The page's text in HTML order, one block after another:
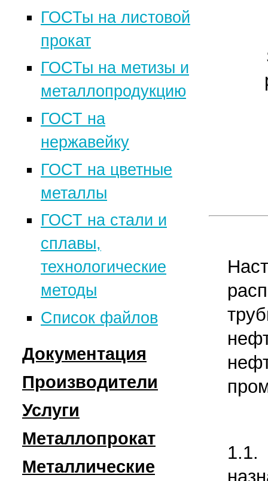
ГОСТы на листовой
прокат
ГОСТы на метизы и
металлопродукцию
ГОСТ на
нержавейку
ГОСТ на цветные
металлы
ГОСТ на стали и
сплавы,
технологические
методы
Список файлов
Документация
Технологии
производства
Марки
углеродистых,
Производители
Металлургические
комбинаты
Металлопрокатные
Услуги
Цинкование
металла
Металлопрокат
Сортовой и
Металлические